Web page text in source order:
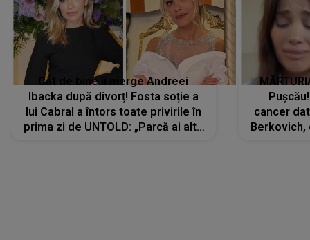
Cât de bine îi merge Andreei
Ibacka după divorț! Fosta soție a
lui Cabral a întors toate privirile în
prima zi de UNTOLD: „Parcă ai altă
cancer
Berkovich,